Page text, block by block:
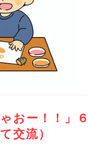
おー！！」
交流）